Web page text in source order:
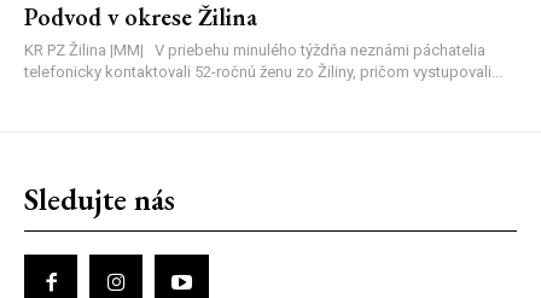
Podvod v okrese Žilina
KR PZ Žilina |MM| V priebehu minulého týždňa neznámi páchatelia
telefonicky kontaktovali 52-ročnú ženu zo Žiliny, pričom vystupovali...
Sledujte nás